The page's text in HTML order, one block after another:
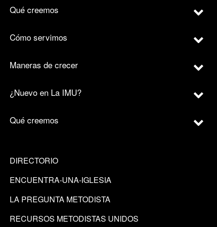
Qué creemos
Cómo servimos
Maneras de crecer
¿Nuevo en La IMU?
Qué creemos
DIRECTORIO
ENCUENTRA-UNA-IGLESIA
LA PREGUNTA METODISTA
RECURSOS METODISTAS UNIDOS